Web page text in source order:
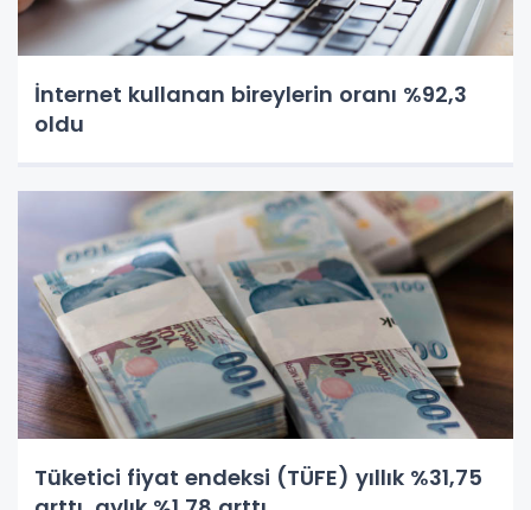
İnternet kullanan bireylerin oranı %92,3
oldu
Tüketici fiyat endeksi (TÜFE) yıllık %31,75